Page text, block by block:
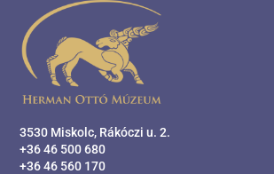
3530 Miskolc, Rákóczi u. 2.
+36 46 500 680
+36 46 560 170